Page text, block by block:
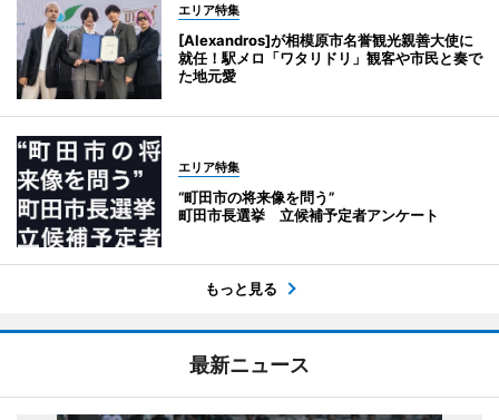
エリア特集
[Alexandros]が相模原市名誉観光親善大使に
就任！駅メロ「ワタリドリ」観客や市民と奏で
た地元愛
エリア特集
“町田市の将来像を問う”
町田市長選挙 立候補予定者アンケート
もっと見る
最新ニュース